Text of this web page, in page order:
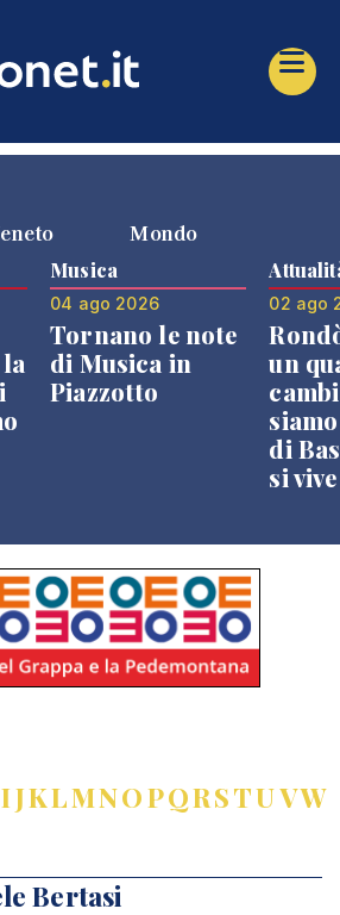
Mondo
Musica
04 ago 2026
Tornano le note
di Musica in
Piazzotto
02 ago
un
di
si
IJKLMNOPQRSTUVW
Bertasi